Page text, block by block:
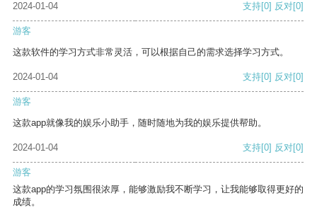
2024-01-04 支持[0] 反对[0]
游客
这款软件的学习方式非常灵活，可以根据自己的需求选择学习方式。
2024-01-04 支持[0] 反对[0]
游客
这款app就像我的娱乐小助手，随时随地为我的娱乐提供帮助。
2024-01-04 支持[0] 反对[0]
游客
这款app的学习氛围很浓厚，能够激励我不断学习，让我能够取得更好的
成绩。